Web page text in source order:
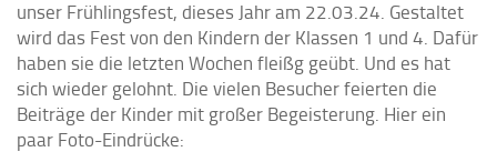
unser Frühlingsfest, dieses Jahr am 22.03.24. Gestaltet
wird das Fest von den Kindern der Klassen 1 und 4. Dafür
haben sie die letzten Wochen fleißg geübt. Und es hat
sich wieder gelohnt. Die vielen Besucher feierten die
Beiträge der Kinder mit großer Begeisterung. Hier ein
paar Foto-Eindrücke: